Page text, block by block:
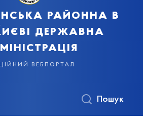
районна в
державна
вебпортал
Пошук